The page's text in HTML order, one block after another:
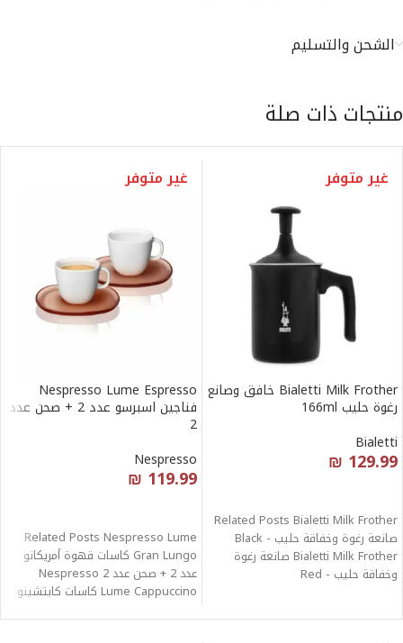
الشحن والتسليم
منتجات ذات صلة
غير متوفر
Bialetti Milk Frother خافق وصانع
رغوة حليب 166ml
Bialetti
₪ 129.99
Related Posts Bialetti Milk Frother
صانعة رغوة وخفاقة حليب - Black
Bialetti Milk Frother صانعة رغوة
وخفاقة حليب - Red
غير متوفر
Nespresso Lume Espresso
فناجين اسبرسو عدد 2 + صحن عدد
2
Nespresso
₪ 119.99
Related Posts Nespresso Lume
Gran Lungo كاسات قهوة أمريكانو
عدد 2 + صحن عدد 2 Nespresso
Lume Cappuccino كاسات كابتشينو